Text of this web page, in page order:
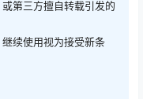
第三方擅自转载引发的
续使用视为接受新条